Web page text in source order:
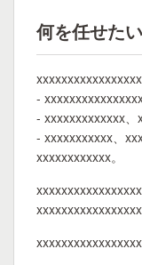
何を任せた
xxxxxxxxxxxxxxxxx
-
- xxxxxxxxxxxxx
- xxxxxxxxxxx、
xxxxxxxxxxxx。